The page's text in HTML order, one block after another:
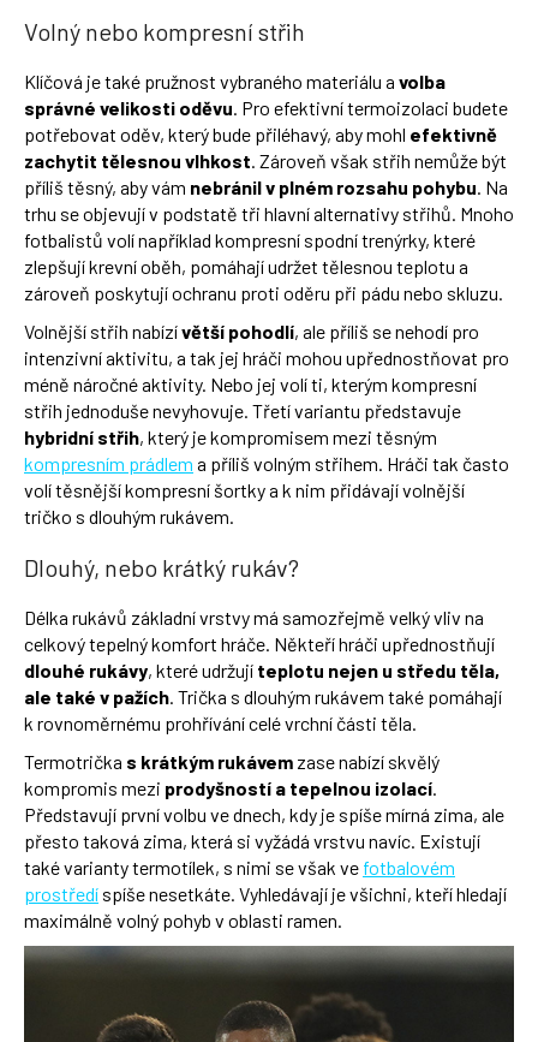
Volný nebo kompresní střih
Klíčová je také pružnost vybraného materiálu a volba
správné velikosti oděvu. Pro efektivní termoizolaci budete
potřebovat oděv, který bude přiléhavý, aby mohl efektivně
zachytit tělesnou vlhkost. Zároveň však střih nemůže být
příliš těsný, aby vám nebránil v plném rozsahu pohybu. Na
trhu se objevují v podstatě tři hlavní alternativy střihů. Mnoho
fotbalistů volí například kompresní spodní trenýrky, které
zlepšují krevní oběh, pomáhají udržet tělesnou teplotu a
zároveň poskytují ochranu proti oděru při pádu nebo skluzu.
Volnější střih nabízívětší pohodlí, ale příliš se nehodí pro
intenzivní aktivitu, a tak jej hráči mohou upřednostňovat pro
méně náročné aktivity. Nebo jej volí ti, kterým kompresní
střih jednoduše nevyhovuje. Třetí variantu představuje
hybridní střih, který je kompromisem mezi těsným
kompresním prádlem a příliš volným střihem. Hráči tak často
volí těsnější kompresní šortky a k nim přidávají volnější
tričko s dlouhým rukávem.
Dlouhý, nebo krátký rukáv?
Délka rukávů základní vrstvy má samozřejmě velký vliv na
celkový tepelný komfort hráče. Někteří hráči upřednostňují
dlouhé rukávy, které udržují teplotu nejen u středu těla,
ale také v pažích. Trička s dlouhým rukávem také pomáhají
k rovnoměrnému prohřívání celé vrchní části těla.
Termotrička s krátkým rukávem zase nabízí skvělý
kompromis mezi prodyšností a tepelnou izolací.
Představují první volbu ve dnech, kdy je spíše mírná zima, ale
přesto taková zima, která si vyžádá vrstvu navíc. Existují
také varianty termotílek, s nimi se však ve fotbalovém
prostředí spíše nesetkáte. Vyhledávají je všichni, kteří hledají
maximálně volný pohyb v oblasti ramen.